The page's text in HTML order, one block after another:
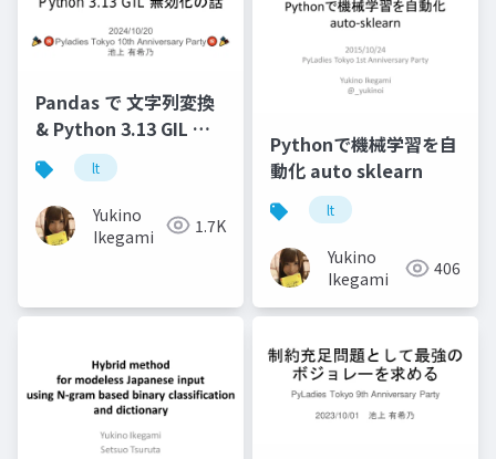
Pandas で 文字列変換
& Python 3.13 GIL 無
効化の話
lt
Yukino
Ikegami
1.7K
Pythonで機械学習を自
動化 auto sklearn
lt
Yukino
Ikegami
406